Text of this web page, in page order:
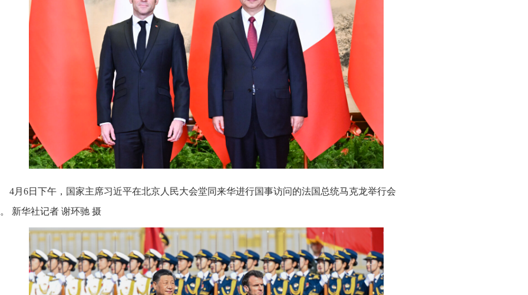
4月6日下午，国家主席习近平在北京人民大会堂同来华进行国事访问的法国总统马克龙举行会
新华社记者 谢环驰 摄